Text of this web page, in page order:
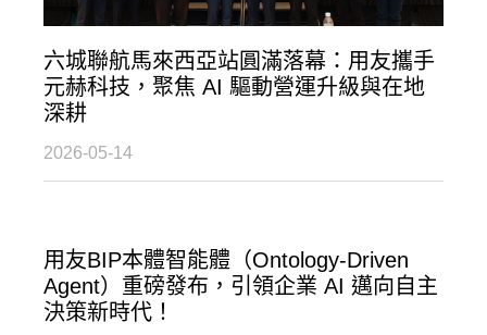
六城聯航馬來西亞站圓滿落幕：用友攜手
元赫科技，聚焦 AI 驅動營運升級與在地
深耕
2026-05-14
用友BIP本體智能體（Ontology-Driven
Agent）重磅發布，引領企業 AI 邁向自主
決策新時代！